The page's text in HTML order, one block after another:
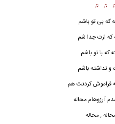
♫ ♫
که بی تو باشم
ازت جدا شم
که با تو باشم
نداشته باشم
فراموش کردنت هم
آرزوهام محاله
, محاله